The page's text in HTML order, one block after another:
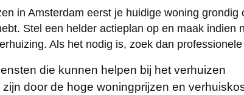
in Amsterdam eerst je huidige woning
Stel een helder actieplan op en maak
Als het nodig is, zoek dan
die kunnen helpen bij het verhuizen
door de hoge woningprijzen en